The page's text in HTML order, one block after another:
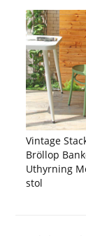
Vintage
Bröllop
Uthyrning
stol